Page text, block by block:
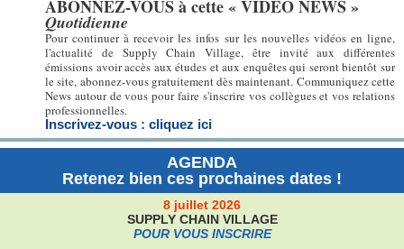
ABONNEZ-VOUS à cette « VIDEO NEWS »
Quotidienne
Pour continuer à recevoir les infos sur les nouvelles vidéos en ligne,
l'actualité de Supply Chain Village, être invité aux différentes
émissions avoir accès aux études et aux enquêtes qui seront bientôt sur
le site, abonnez-vous gratuitement dès maintenant. Communiquez cette
News autour de vous pour faire s'inscrire vos collègues et vos relations
professionnelles.
Inscrivez-vous : cliquez ici
AGENDA
Retenez bien ces prochaines dates !
8 juillet 2026
SUPPLY CHAIN VILLAGE
POUR VOUS INSCRIRE